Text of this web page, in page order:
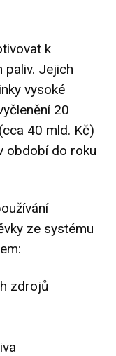
k
paliv. Jejich
vysoké
20
40 mld. Kč)
období do roku
ze systému
zdrojů